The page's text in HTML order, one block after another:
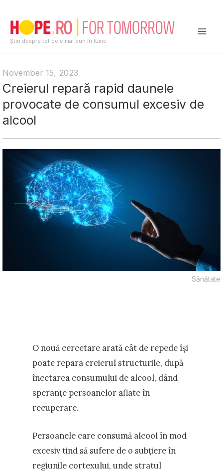
content
Știri despre tot ce e mai bun în lume
November 15, 2023
Creierul repară rapid daunele
provocate de consumul excesiv de
alcool
Sănătate
O nouă cercetare arată cât de repede își
poate repara creierul structurile, după
încetarea consumului de alcool, dând
speranțe persoanelor aflate în
recuperare.
Persoanele care consumă alcool în mod
excesiv tind să sufere de o subțiere în
regiunile cortexului, unde stratul